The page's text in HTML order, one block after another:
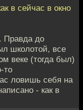
в сейчас в окно
Правда до
школотой, все
веке (тогда был)
то
ловишь себя на
- как в